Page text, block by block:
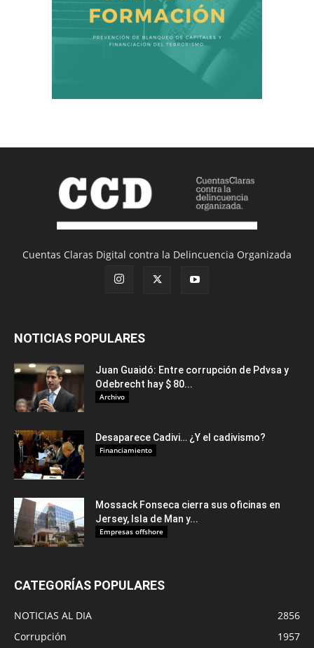
Cuentas Claras Digital contra la Delincuencia Organizada
NOTICIAS POPULARES
Juan Guaidó: Entre corrupción de Pdvsa y
Odebrecht hay $ 80...
Archivo
Desaparece Cadivi… ¿Y el cadivismo?
Financiamiento
Mossack Fonseca cierra sus oficinas en
Jersey, Isla de Man y...
Empresas offshore
CATEGORÍAS POPULARES
NOTICIAS AL DIA
2856
Corrupción
1957